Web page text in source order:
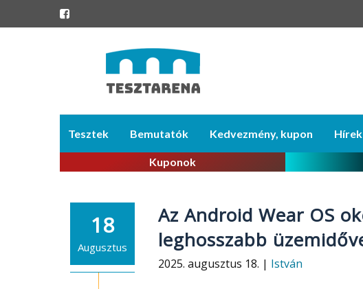
content
Tesztek Bemutatók Kedvezmény, kupon Hírek
Kuponok
18
Augusztus
Az Android Wear OS
leghosszabb
2025. augusztus 18. | István